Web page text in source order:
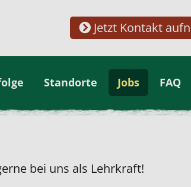
Jetzt Kontakt
Standorte Jobs FAQ
bei uns als Lehrkraft!